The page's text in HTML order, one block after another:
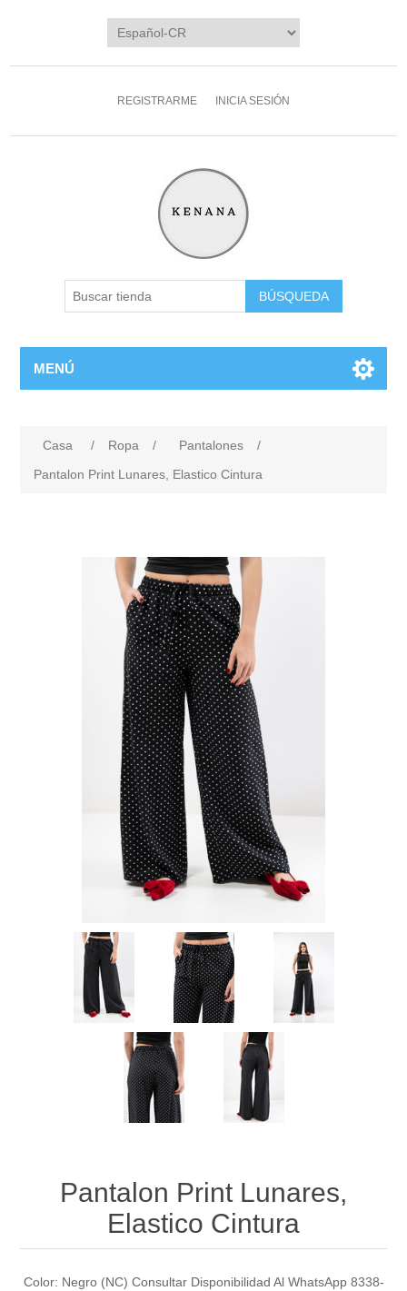
REGISTRARME INICIA SESIÓN
MENÚ
Casa / Ropa / Pantalones
/
Pantalon Print Lunares, Elastico Cintura
Pantalon Print Lunares,
Elastico Cintura
Color: Negro (NC) Consultar Disponibilidad Al WhatsApp 8338-